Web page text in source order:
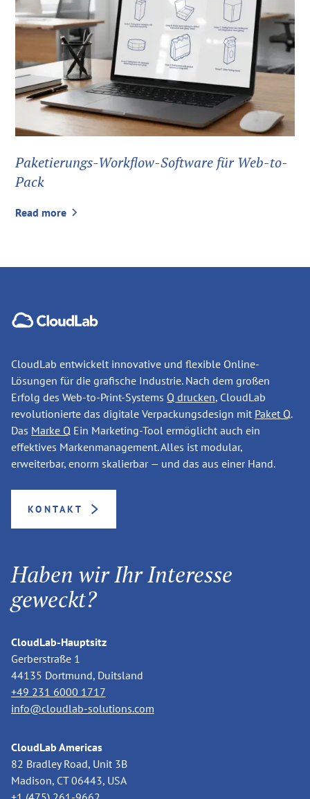
Paketierungs-Workflow-Software für Web-to-
Pack
Read more
CloudLab entwickelt innovative und flexible Online-
Lösungen für die grafische Industrie. Nach dem großen
Erfolg des Web-to-Print-Systems Q drucken, CloudLab
revolutionierte das digitale Verpackungsdesign mit Paket Q.
Das Marke Q Ein Marketing-Tool ermöglicht auch ein
effektives Markenmanagement. Alles ist modular,
erweiterbar, enorm skalierbar — und das aus einer Hand.
KONTAKT
Haben wir Ihr Interesse
geweckt?
CloudLab-Hauptsitz
Gerberstraße 1
44135 Dortmund, Duitsland
+49 231 6000 1717
info@cloudlab-solutions.com
CloudLab Americas
82 Bradley Road, Unit 3B
Madison, CT 06443, USA